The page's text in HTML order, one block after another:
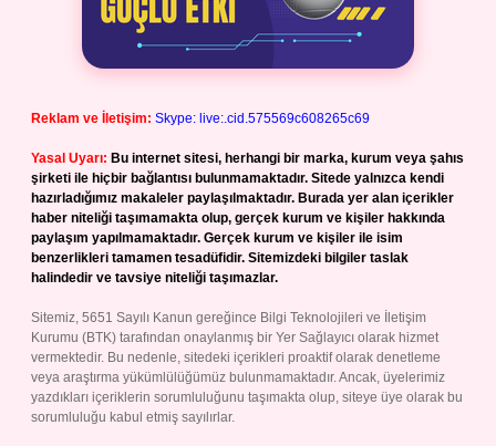
Reklam ve İletişim: Skype: live:.cid.575569c608265c69
Yasal Uyarı: Bu internet sitesi, herhangi bir marka, kurum veya şahıs
şirketi ile hiçbir bağlantısı bulunmamaktadır. Sitede yalnızca kendi
hazırladığımız makaleler paylaşılmaktadır. Burada yer alan içerikler
haber niteliği taşımamakta olup, gerçek kurum ve kişiler hakkında
paylaşım yapılmamaktadır. Gerçek kurum ve kişiler ile isim
benzerlikleri tamamen tesadüfidir. Sitemizdeki bilgiler taslak
halindedir ve tavsiye niteliği taşımazlar.
Sitemiz, 5651 Sayılı Kanun gereğince Bilgi Teknolojileri ve İletişim
Kurumu (BTK) tarafından onaylanmış bir Yer Sağlayıcı olarak hizmet
vermektedir. Bu nedenle, sitedeki içerikleri proaktif olarak denetleme
veya araştırma yükümlülüğümüz bulunmamaktadır. Ancak, üyelerimiz
yazdıkları içeriklerin sorumluluğunu taşımakta olup, siteye üye olarak bu
sorumluluğu kabul etmiş sayılırlar.